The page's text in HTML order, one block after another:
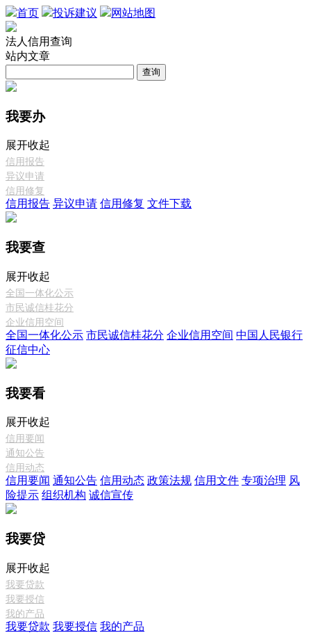
首页 投诉建议 网站地图
法人信用查询
站内文章
查询
我要办
展开收起
信用报告
异议申请
信用修复
信用报告 异议申请 信用修复 文件下载
我要查
展开收起
全国一体化公示
市民诚信桂花分
企业信用空间
全国一体化公示 市民诚信桂花分 企业信用空间 中国人民银行
征信中心
我要看
展开收起
信用要闻
通知公告
信用动态
信用要闻 通知公告 信用动态 政策法规 信用文件 专项治理 风
险提示 组织机构 诚信宣传
我要贷
展开收起
我要贷款
我要授信
我的产品
我要贷款 我要授信 我的产品